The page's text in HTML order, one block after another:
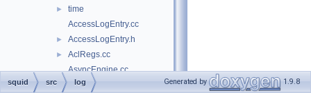
►
time
AccessLogEntry.cc
► AccessLogEntry.h
►
AclRegs.cc
AsyncEngine.cc
► AsyncEngine.h
squid src log Generated by 1.9.8